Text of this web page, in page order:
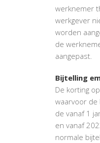
werknemer
werkgever
worden
de
aangepast.
Bijtelling
De korting
waarvoor de
de vanaf 1
en vanaf
normale